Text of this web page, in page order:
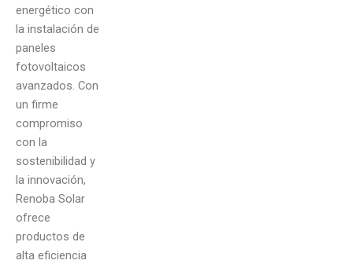
energético con
la instalación de
paneles
fotovoltaicos
avanzados. Con
un firme
compromiso
con la
sostenibilidad y
la innovación,
Renoba Solar
ofrece
productos de
alta eficiencia